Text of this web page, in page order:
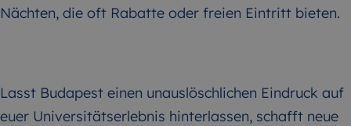
Nächten, die oft Rabatte oder freien Eintritt bieten.
Lasst Budapest einen unauslöschlichen Eindruck auf
euer Universitätserlebnis hinterlassen, schafft neue